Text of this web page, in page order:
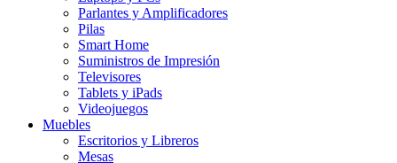
Parlantes y Amplificadores
Pilas
Smart Home
Suministros de Impresión
Televisores
Tablets y iPads
Videojuegos
Muebles
Escritorios y Libreros
Mesas